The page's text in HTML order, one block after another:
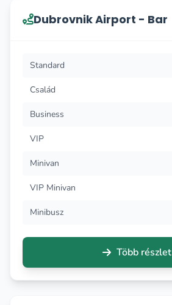
Dubrovnik Airport - Bar
Standard
Család
Business
VIP
Minivan
VIP Minivan
Minibusz
Több részlet